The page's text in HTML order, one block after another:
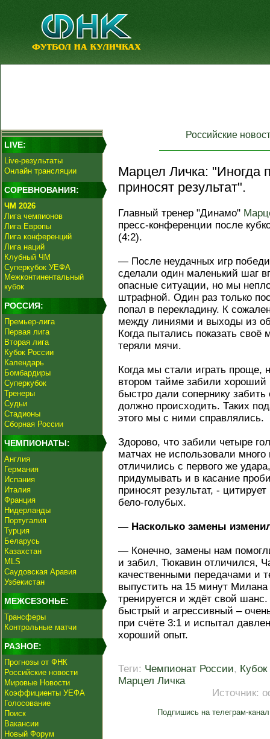
LIVE:
Live-результаты
Онлайн трансляции
СОРЕВНОВАНИЯ:
ЧМ 2026
Лига чемпионов
Лига Европы
Лига конференций
Лига наций
Клубный ЧМ
Суперкубок УЕФА
Межконтинентальный
кубок
РОССИЯ:
Премьер-лига
Первая лига
Вторая лига
Кубок России
Календарь
Бомбардиры
Суперкубок
Тренеры
Судьи
Стадионы
Сборная России
ЧЕМПИОНАТЫ:
Англия
Германия
Испания
Италия
Франция
Нидерланды
Португалия
Турция
Беларусь
Казахстан
MLS
Саудовская Аравия
Узбекистан
МЕЖСЕЗОНЬЕ:
Трансферы
Контрольные матчи
РАЗНОЕ:
Прогнозы от ФНК
Российские новости
Мировые Новости
Коэффициенты УЕФА
Голосование
Поиск
Вакансии
Новый Форум
Российские
Марцел Личка: "Иногда
приносят результат".
Главный тренер "Динамо"
пресс-конференции после
(4:2).
— После неудачных игр
сделали один маленький шаг
опасные ситуации, но мы
штрафной. Один раз только
попал в перекладину. К
между линиями и выходы из
Когда пытались показать своё
теряли мячи.
Когда мы стали играть проще,
втором тайме забили хороший
быстро дали сопернику забить
должно происходить. Таких
этого мы с ними справлялись.
Здорово, что забили четыре
матчах не использовали
отличились с первого же
придумывать и в касание
приносят результат, -
бело-голубых.
— Насколько замены
— Конечно, замены нам
и забил, Тюкавин отличился,
качественными передачами и
выпустить на 15 минут
тренируется и ждёт свой
быстрый и агрессивный –
при счёте 3:1 и испытал
хороший опыт.
Теги: Чемпионат России,
Марцел Личка
Источник:
Подпишись на телеграм-